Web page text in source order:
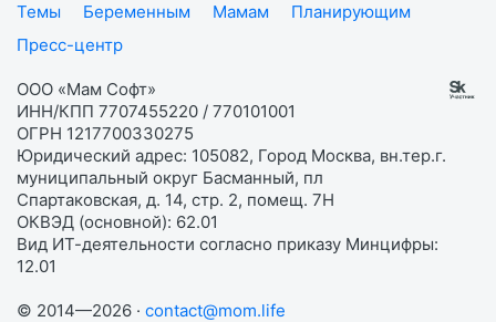
Темы
Беременным Мамам
Планирующим
Пресс-центр
ООО «Мам Софт»
ИНН/КПП 7707455220 / 770101001
ОГРН 1217700330275
Юридический адрес: 105082, Город Москва, вн.тер.г.
муниципальный округ Басманный, пл
Спартаковская, д. 14, стр. 2, помещ. 7Н
ОКВЭД (основной): 62.01
Вид ИТ-деятельности согласно приказу Минцифры:
12.01
© 2014—2026 · contact@mom.life